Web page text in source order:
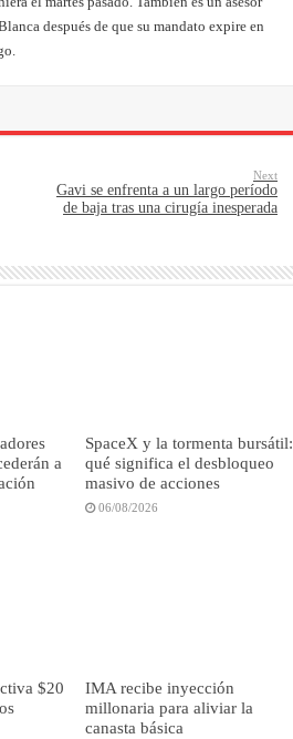
después de que su mandato expire en
Next
Gavi se enfrenta a un largo período
de baja tras una cirugía inesperada
a
SpaceX y la tormenta bursátil:
qué significa el desbloqueo
masivo de acciones
06/08/2026
$20
IMA recibe inyección
millonaria para aliviar la
canasta básica